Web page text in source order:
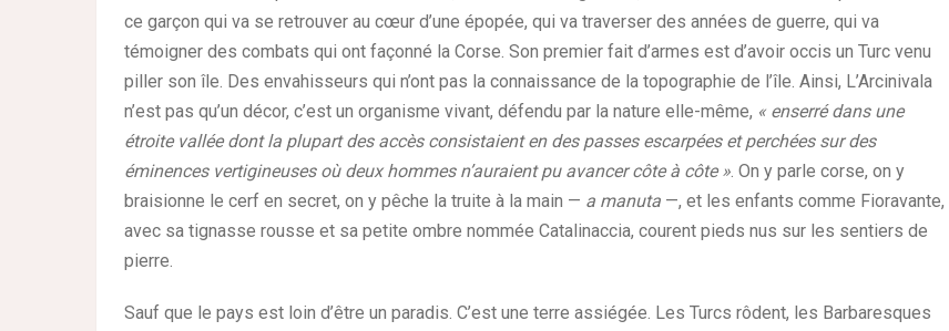
ce garçon qui va se retrouver au cœur d’une épopée, qui va traverser des années de guerre, qui va
témoigner des combats qui ont façonné la Corse. Son premier fait d’armes est d’avoir occis un Turc venu
piller son île. Des envahisseurs qui n’ont pas la connaissance de la topographie de l’île. Ainsi, L’Arcinivala
n’est pas qu’un décor, c’est un organisme vivant, défendu par la nature elle-même, « enserré dans une
étroite vallée dont la plupart des accès consistaient en des passes escarpées et perchées sur des
éminences vertigineuses où deux hommes n’auraient pu avancer côte à côte ». On y parle corse, on y
braisionne le cerf en secret, on y pêche la truite à la main — a manuta —, et les enfants comme Fioravante,
avec sa tignasse rousse et sa petite ombre nommée Catalinaccia, courent pieds nus sur les sentiers de
pierre.
Sauf que le pays est loin d’être un paradis. C’est une terre assiégée. Les Turcs rôdent, les Barbaresques